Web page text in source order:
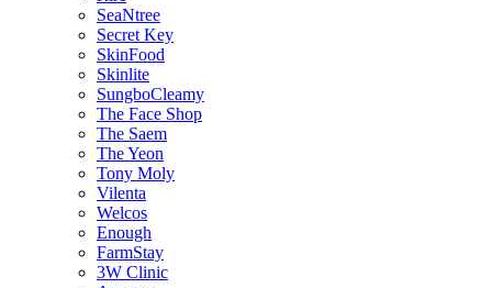
SeaNtree
Secret Key
SkinFood
Skinlite
SungboCleamy
The Face Shop
The Saem
The Yeon
Tony Moly
Vilenta
Welcos
Enough
FarmStay
3W Clinic